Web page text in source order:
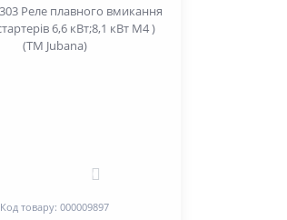
Код товару: 000009897